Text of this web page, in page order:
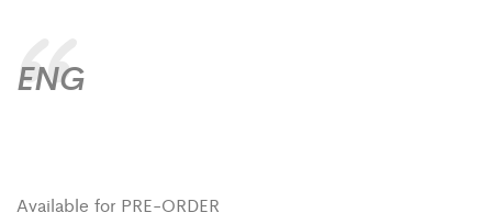
ENG
Available for PRE-ORDER